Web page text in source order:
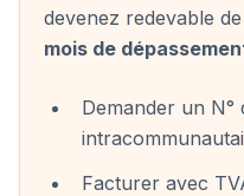
devenez redevable
mois de
Demander un N°
Facturer avec